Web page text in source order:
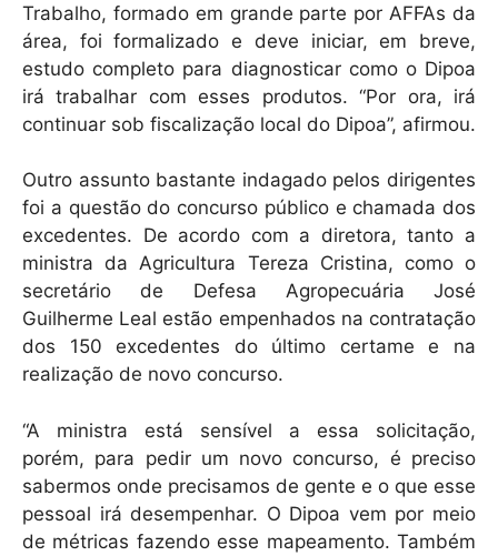
Trabalho, formado em grande parte por AFFAs da
área, foi formalizado e deve iniciar, em breve,
estudo completo para diagnosticar como o Dipoa
irá trabalhar com esses produtos. “Por ora, irá
continuar sob fiscalização local do Dipoa”, afirmou.
Outro assunto bastante indagado pelos dirigentes
foi a questão do concurso público e chamada dos
excedentes. De acordo com a diretora, tanto a
ministra da Agricultura Tereza Cristina, como o
secretário de Defesa Agropecuária José
Guilherme Leal estão empenhados na contratação
dos 150 excedentes do último certame e na
realização de novo concurso.
“A ministra está sensível a essa solicitação,
porém, para pedir um novo concurso, é preciso
sabermos onde precisamos de gente e o que esse
pessoal irá desempenhar. O Dipoa vem por meio
de métricas fazendo esse mapeamento. Também